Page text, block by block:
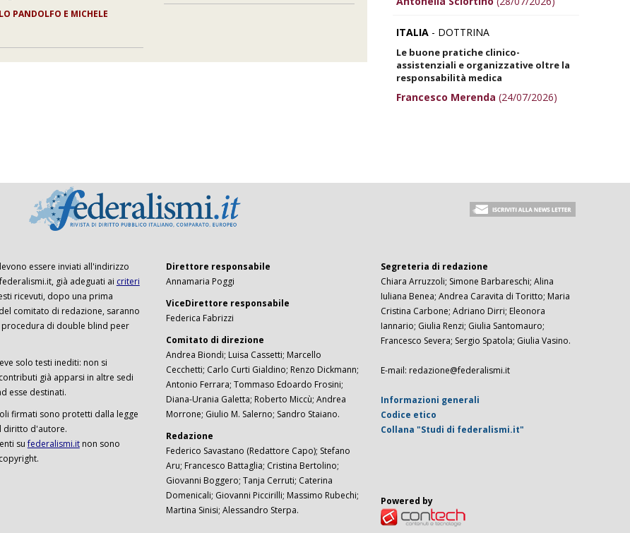
PANDOLFO E MICHELE
ITALIA - DOTTRINA
Le buone pratiche clinico-
assistenziali e organizzative oltre la
responsabilità medica
Francesco Merenda (24/07/2026)
essere inviati all'indirizzo
già adeguati ai criteri
ricevuti, dopo una prima
comitato di redazione, saranno
di double blind peer
solo testi inediti: non si
già apparsi in altre sedi
esse destinati.
firmati sono protetti dalla legge
diritto d'autore.
sufederalismi.itnon sono
Direttore responsabile
Annamaria Poggi
ViceDirettore responsabile
Federica Fabrizzi
Comitato di direzione
Andrea Biondi; Luisa Cassetti; Marcello
Cecchetti; Carlo Curti Gialdino; Renzo Dickmann;
Antonio Ferrara; Tommaso Edoardo Frosini;
Diana-Urania Galetta; Roberto Miccù; Andrea
Morrone; Giulio M. Salerno; Sandro Staiano.
Redazione
Federico Savastano (Redattore Capo); Stefano
Aru; Francesco Battaglia; Cristina Bertolino;
Giovanni Boggero; Tanja Cerruti; Caterina
Domenicali; Giovanni Piccirilli; Massimo Rubechi;
Martina Sinisi; Alessandro Sterpa.
Segreteria di redazione
Chiara Arruzzoli; Simone Barbareschi; Alina
Iuliana Benea; Andrea Caravita di Toritto; Maria
Cristina Carbone; Adriano Dirri; Eleonora
Iannario; Giulia Renzi; Giulia Santomauro;
Francesco Severa; Sergio Spatola; Giulia Vasino.
E-mail: redazione@federalismi.it
Informazioni generali
Codice etico
Collana "Studi di federalismi.it"
Powered by